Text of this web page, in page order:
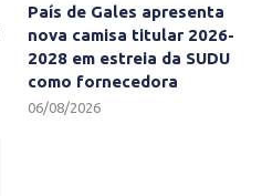
País de Gales apresenta
nova camisa titular 2026-
2028 em estreia da SUDU
como fornecedora
06/08/2026